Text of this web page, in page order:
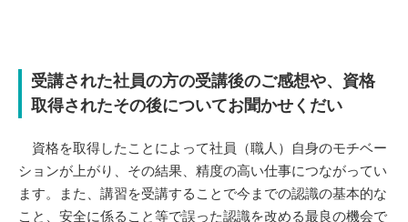
受講された社員の方の受講後のご感想や、資格
取得されたその後についてお聞かせくだい
資格を取得したことによって社員（職人）自身のモチベー
ションが上がり、その結果、精度の高い仕事につながってい
ます。また、講習を受講することで今までの認識の基本的な
こと、安全に係ること等で誤った認識を改める最良の機会で